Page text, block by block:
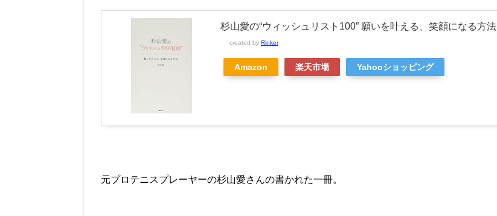
杉山愛の“ウィッシュリスト100” 願いを叶える、笑顔になる方法
created by Rinker
Amazon 楽天市場 Yahooショッピング
元プロテニスプレーヤーの杉山愛さんの書かれた一冊。